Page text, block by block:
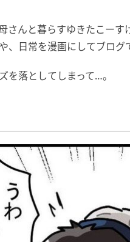
さんと暮らすゆきたこーす
、日常を漫画にしてブログ
を落としてしまって…。